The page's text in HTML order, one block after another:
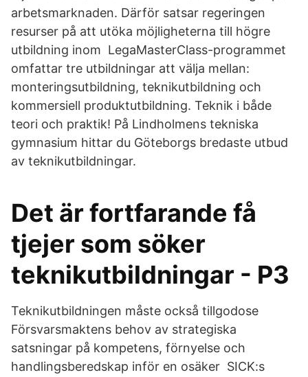
arbetsmarknaden. Därför satsar regeringen
resurser på att utöka möjligheterna till högre
utbildning inom LegaMasterClass-programmet
omfattar tre utbildningar att välja mellan:
monteringsutbildning, teknikutbildning och
kommersiell produktutbildning. Teknik i både
teori och praktik! På Lindholmens tekniska
gymnasium hittar du Göteborgs bredaste utbud
av teknikutbildningar.
Det är fortfarande få
tjejer som söker
teknikutbildningar - P3
Teknikutbildningen måste också tillgodose
Försvarsmaktens behov av strategiska
satsningar på kompetens, förnyelse och
handlingsberedskap inför en osäker SICK:s